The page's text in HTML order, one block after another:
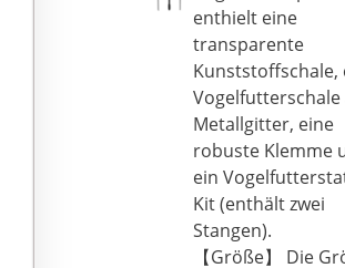
unterschiedlichen
Stimmen
LEICHTE PFLEGE:
Weniger Schmutz
Garten oder auf
Balkon durch
Futterschale. Ein
Magnet für
Gartenvögel wie
Meisen, Finken,
enthielt eine
transparente
Kunststoffschale,
Vogelfutterschale
Metallgitter, eine
robuste Klemme
ein
Kit (enthält zwei
Stangen).
【Größe】 Die